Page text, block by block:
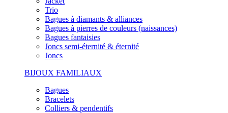
Trio
Bagues à diamants & alliances
Bagues à pierres de couleurs (naissances)
Bagues fantaisies
Joncs semi-éternité & éternité
Joncs
BIJOUX FAMILIAUX
Bagues
Bracelets
Colliers & pendentifs